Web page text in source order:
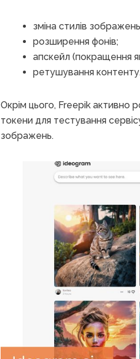
зміна стилів
розширення фонів;
апскейл (покращення
ретушування контенту.
Окрім цього, Freepik активно
токени для тестування
зображень.